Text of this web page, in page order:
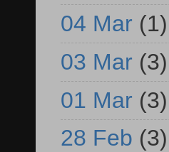
04 Mar (1)
03 Mar (3)
01 Mar (3)
28 Feb (3)